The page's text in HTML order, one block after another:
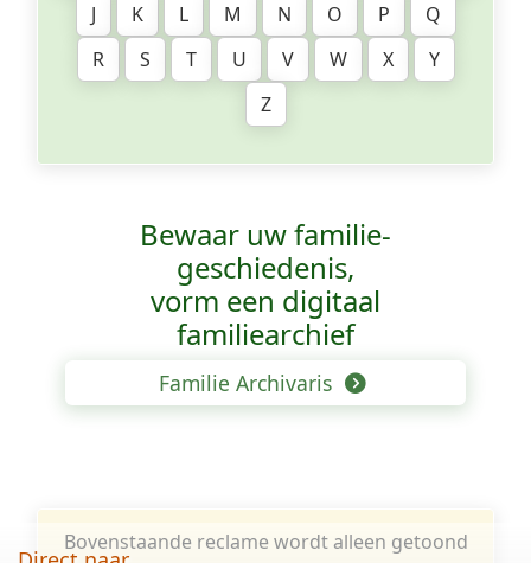
J
K L M N O P
Q
R
S T U V W X
Y
Z
Bewaar uw familie­
geschiedenis,
vorm een digitaal
familiearchief
Familie Archivaris
Bovenstaande reclame wordt alleen getoond